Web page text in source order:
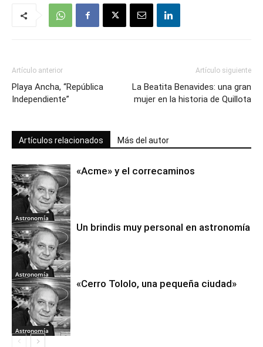
Artículo anterior
Playa Ancha, “República
Independiente”
Artículo siguiente
La Beatita Benavides: una gran
mujer en la historia de Quillota
Artículos relacionados Más del autor
Astronomía
«Acme» y el correcaminos
Astronomía
Un brindis muy personal en astronomía
Astronomía
«Cerro Tololo, una pequeña ciudad»